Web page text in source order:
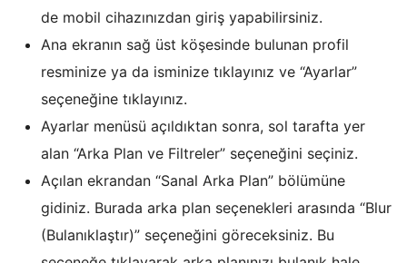
de mobil cihazınızdan giriş yapabilirsiniz.
Ana ekranın sağ üst köşesinde bulunan profil
resminize ya da isminize tıklayınız ve “Ayarlar”
seçeneğine tıklayınız.
Ayarlar menüsü açıldıktan sonra, sol tarafta yer
alan “Arka Plan ve Filtreler” seçeneğini seçiniz.
Açılan ekrandan “Sanal Arka Plan” bölümüne
gidiniz. Burada arka plan seçenekleri arasında “Blur
(Bulanıklaştır)” seçeneğini göreceksiniz. Bu